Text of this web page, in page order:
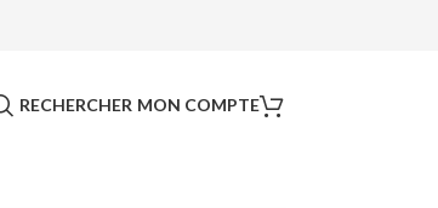
RECHERCHER MON COMPTE